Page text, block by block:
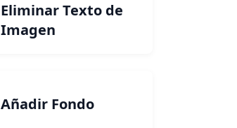
Eliminar Texto de
Imagen
Añadir Fondo